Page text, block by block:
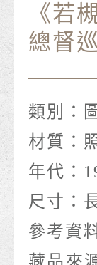
《若
總督
類別：
材質：
年代：
尺寸：
參考資